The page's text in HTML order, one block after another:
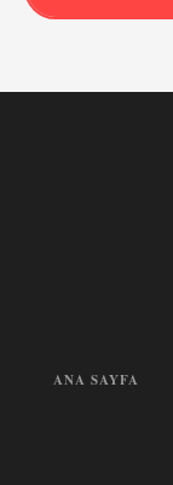
ANA SAYFA